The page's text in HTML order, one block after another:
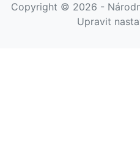
Copyright © 2026 -
Upravit